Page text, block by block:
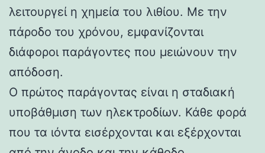
λειτουργεί η χημεία του λιθίου. Με την
πάροδο του χρόνου, εμφανίζονται
διάφοροι παράγοντες που μειώνουν την
απόδοση.
Ο πρώτος παράγοντας είναι η σταδιακή
υποβάθμιση των ηλεκτροδίων. Κάθε φορά
που τα ιόντα εισέρχονται και εξέρχονται